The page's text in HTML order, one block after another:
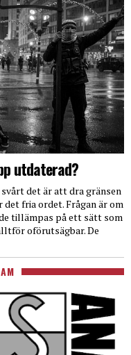
utdaterad?
det är att dra gränsen
fria ordet. Frågan är om
tillämpas på ett sätt som
oförutsägbar. De